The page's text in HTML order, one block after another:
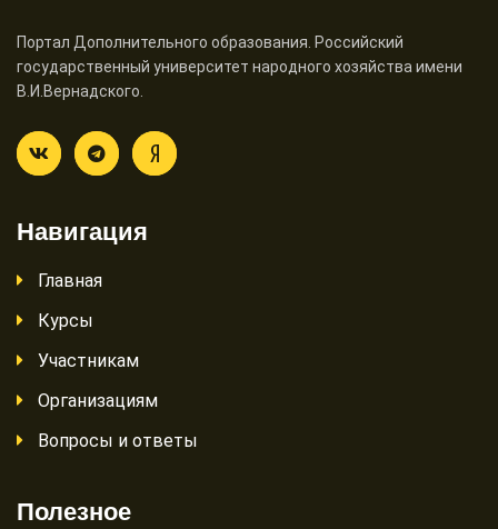
Портал Дополнительного образования. Российский
государственный университет народного хозяйства имени
В.И.Вернадского.
Навигация
Главная
Курсы
Участникам
Организациям
Вопросы и ответы
Полезное